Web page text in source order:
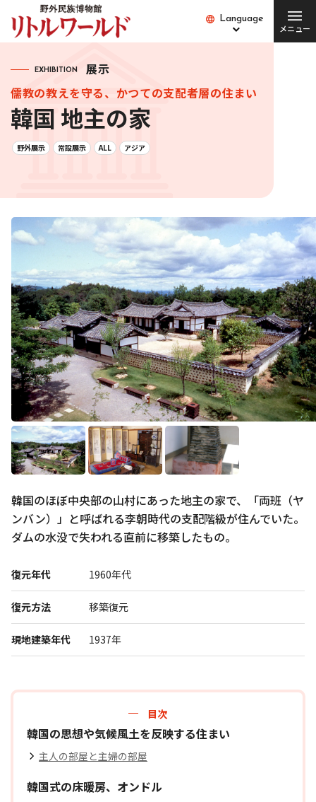
Language
メニュー
Language
開館時間･営業日 チケット･料金
アクセス
団体の方
Q&A
展示
グルメ おみやげ
民族衣装 体験
イベント･お知らせ
お問い合わせ
報道関係者･撮影希望者の方へ
EXHIBITION
展示
儒教の教えを守る、かつての支配者層の住まい
韓国 地主の家
野外展示 常設展示 ALL アジア
韓国のほぼ中央部の山村にあった地主の家で、「両班（ヤ
ンバン）」と呼ばれる李朝時代の支配階級が住んでいた。
ダムの水没で失われる直前に移築したもの。
復元年代 1960年代
復元方法 移築復元
現地建築年代 1937年
目次
韓国の思想や気候風土を反映する住まい
主人の部屋と主婦の部屋
韓国式の床暖房、オンドル